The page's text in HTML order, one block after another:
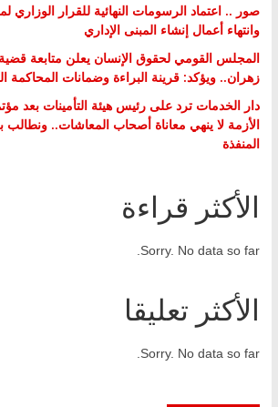
صور .. اعتماد الرسومات النهائية للقرار الوزاري
وانتهاء أعمال إنشاء المبنى الإداري
المجلس القومي لحقوق الإنسان يعلن متابعة
زهران.. ويؤكد: قرينة البراءة وضمانات المحاكمة
دار الخدمات ترد على رئيس هيئة التأمينات بعد
الأزمة لا ينهي معاناة أصحاب المعاشات..
المنفذة
الأكثر قراءة
Sorry. No data so far.
الأكثر تعليقا
Sorry. No data so far.